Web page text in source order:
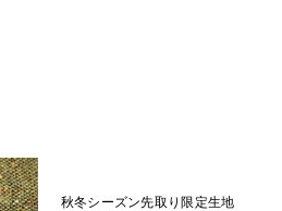
秋冬シーズン先取り限定生地